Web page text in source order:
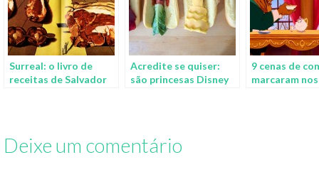
Surreal: o livro de
receitas de Salvador
Acredite se quiser:
são princesas Disney
9 cenas de
marcaram
Deixe um comentário